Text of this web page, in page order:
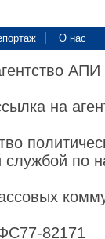
О нас
на
службой по
82171